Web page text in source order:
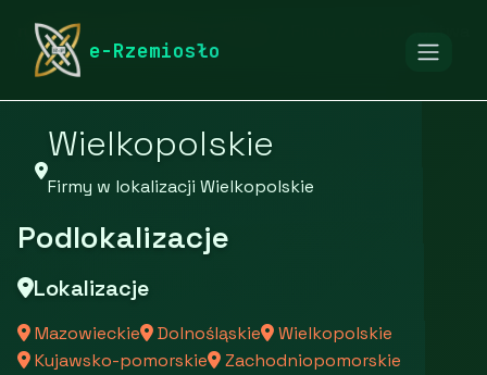
e-Rzemiosło
rymarstwo-poznan.pl
Wielkopolskie
Firmy w lokalizacji Wielkopolskie
Podlokalizacje
Lokalizacje
Mazowieckie Dolnośląskie
Wielkopolskie
Kujawsko-pomorskie
Zachodniopomorskie